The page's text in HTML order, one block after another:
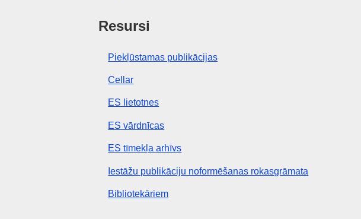
Resursi
Piekļūstamas publikācijas
Cellar
ES lietotnes
ES vārdnīcas
ES tīmekļa arhīvs
Iestāžu publikāciju noformēšanas rokasgrāmata
Bibliotekāriem